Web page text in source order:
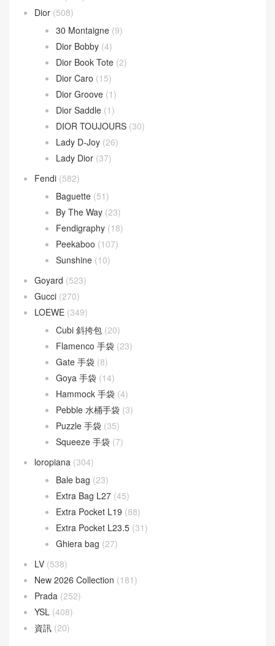
Jodie 手提包
Loop 斜挎包
(4)
Parachute Bag
Sardine Hobo (4)
Wallace Bag (10)
Celine(340)
Chanel(669)
Dior
(508)
30 Montaigne(9)
Dior Bobby(4)
Dior Book Tote
Dior Caro (15)
Dior Groove
(1)
Dior Saddle
(1)
DIOR TOUJOURS
Lady D-Joy(26)
Fendi (582)
Baguette
By The Way (23)
Fendigraphy (18)
Peekaboo (107)
Sunshine(10)
Goyard(523)
Gucci (270)
LOEWE(349)
Cubi 斜挎包(20)
Flamenco 手袋
Gate 手袋(8)
Goya 手袋 (14)
Hammock 手袋(4)
Pebble 水桶手袋(3)
Puzzle 手袋
(35)
loropiana(304)
Bale bag
Extra Bag L27
Extra Pocket L19